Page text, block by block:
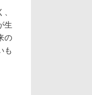
生
の
も